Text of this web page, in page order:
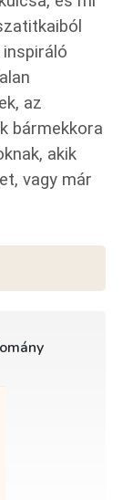
az
bármekkora
akik
vagy már